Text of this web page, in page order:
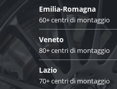
Emilia-Romagna
60+ centri di montaggio
Veneto
80+ centri di montaggio
Lazio
70+ centri di montaggio